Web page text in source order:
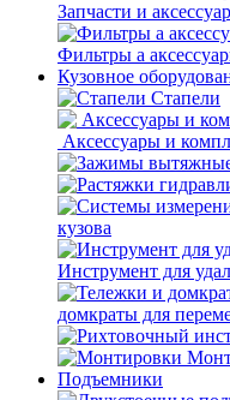
Запчасти и
Фильтры а
Кузовное
Стапели
Аксессуары и
кузова
Инструмент для
домкраты для
Подъемники